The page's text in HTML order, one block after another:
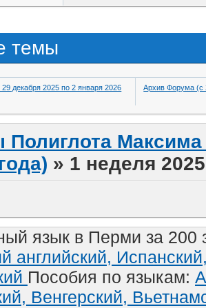
темы
декабря 2025 по 2 января 2026
Архив Форума (с
Полиглота
» 1 неделя
язык в Перми за 200
английский,
Пособия по языкам:
Венгерский,